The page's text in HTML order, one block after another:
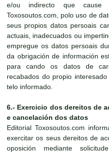
e/ou indirecto que
Toxosoutos.com, polo uso de
seus propios datos persoais
actuais, inadecuados ou
empregue os datos persoais
da obrigación de información
para cando os datos de
recabados do propio
telo informado.
6.- Exercicio dos dereitos de
e cancelación dos datos
Editorial Toxosoutos.com
exercitar os seus dereitos de
oposición mediante